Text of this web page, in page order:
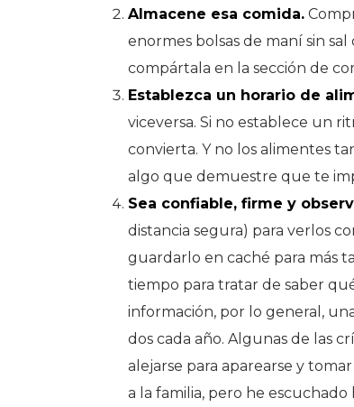
Almacene esa comida.
enormes bolsas de maní sin
compártala en la sección de
Establezca un horario de
viceversa. Si no establece un
convierta. Y no los alimentes
algo que demuestre que te
Sea confiable, firme y
distancia segura) para verlos
guardarlo en caché para más
tiempo para tratar de saber
información, por lo general,
dos cada año. Algunas de las
alejarse para aparearse y
a la familia, pero he